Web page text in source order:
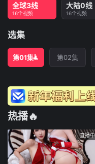
全球3线
16个视频
大陆0线
16个视频
选集
第01集 第02集
热播🔥
直播中